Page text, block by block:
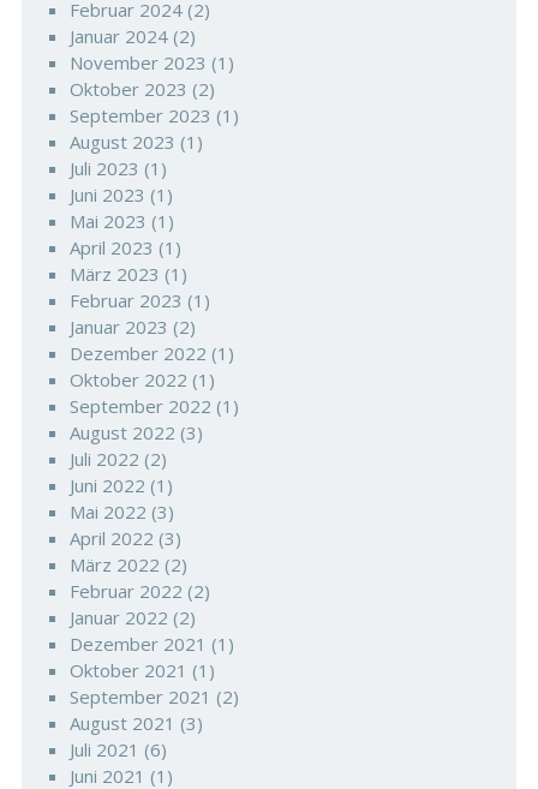
Februar 2024(2)
Januar 2024(2)
November 2023 (1)
Oktober 2023 (2)
September 2023 (1)
August 2023 (1)
Juli 2023 (1)
Juni 2023 (1)
Mai 2023 (1)
April 2023 (1)
März 2023 (1)
Februar 2023 (1)
Januar 2023 (2)
Dezember 2022 (1)
Oktober 2022 (1)
September 2022 (1)
August 2022 (3)
Juli 2022 (2)
Juni 2022 (1)
Mai 2022 (3)
April 2022 (3)
März 2022 (2)
Februar 2022 (2)
Januar 2022 (2)
Dezember 2021 (1)
Oktober 2021 (1)
September 2021 (2)
August 2021 (3)
Juli 2021 (6)
Juni 2021 (1)